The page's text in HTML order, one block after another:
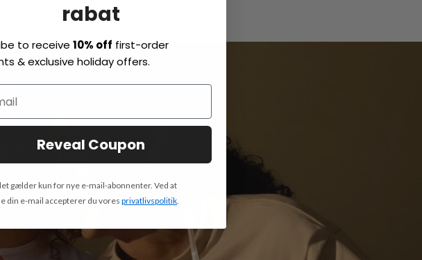
rabat
to receive10% off first-order
& exclusive holiday offers.
Reveal Coupon
gælder kun for nye e-mail-abonnenter. Ved at
din e-mail accepterer du voresprivatlivspolitik.